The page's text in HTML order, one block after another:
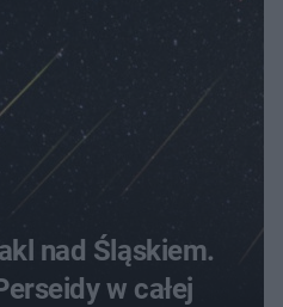
nad Śląskiem.
w całej